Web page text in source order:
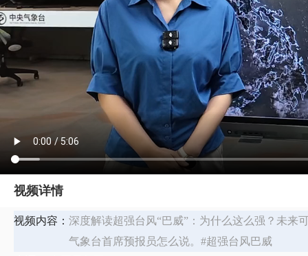
视频详情
视频内容： 深度解读超强台风“巴威”：为什么这么强？未来
气象台首席预报员怎么说。#超强台风巴威